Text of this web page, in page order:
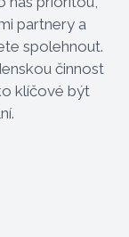
partnery a
spolehnout.
činnost
klíčové být